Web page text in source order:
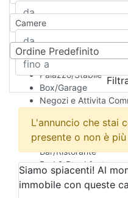
Rustico/Casale
Camera d'Albergo
Multiproprietà
Palazzo/Stabile
Box/Garage
Negozi e Attivita
Attività/Licenza
Azienda Agricola
Bar/Ristorante
Bed & Breakfast
Albergo
Laboratorio Artigianale
Camere
Ordine Predefinito
L'annuncio che stai
presente o non è
Siamo spiacenti! Al
immobile con queste